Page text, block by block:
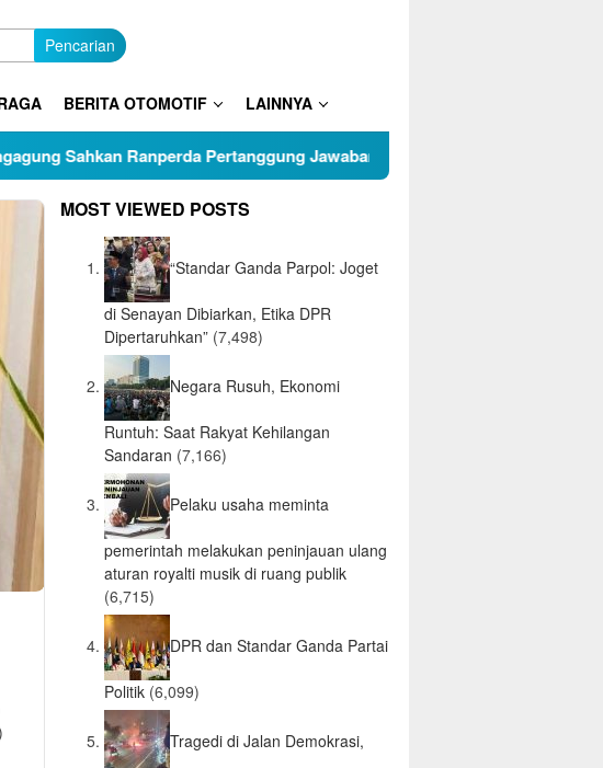
Pencarian
BERITA OTOMOTIF LAINNYA
Ranperda Pertanggung Jawaban APBD 2025
MOST VIEWED POSTS
“Standar Ganda Parpol: Joget
di Senayan Dibiarkan, Etika DPR
Dipertaruhkan” (7,498)
Negara Rusuh, Ekonomi
Runtuh: Saat Rakyat Kehilangan
Sandaran (7,166)
Pelaku usaha meminta
pemerintah melakukan peninjauan ulang
aturan royalti musik di ruang publik
(6,715)
DPR dan Standar Ganda Partai
Politik (6,099)
Tragedi di Jalan Demokrasi,